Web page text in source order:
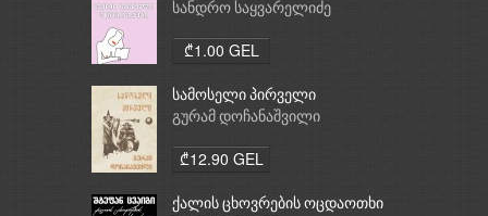
სანდრო საყვარელიძე
₾1.00 GEL
სამოსელი პირველი
გურამ დოჩანაშვილი
₾12.90 GEL
ქალის ცხოვრების ოცდაოთხი